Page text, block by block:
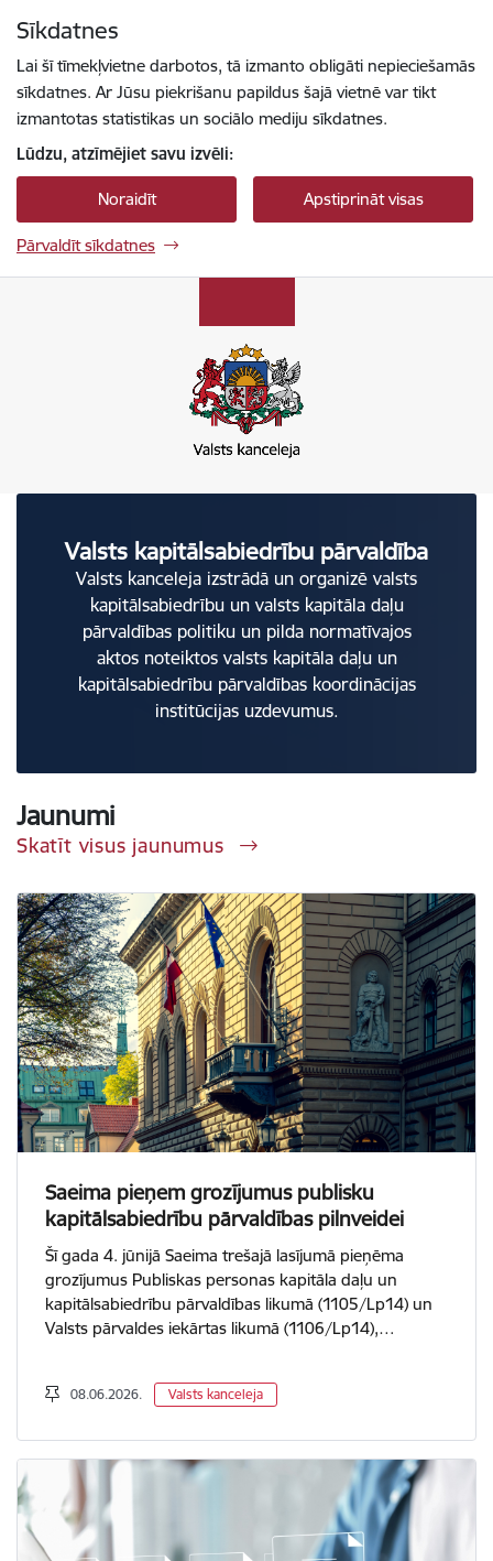
Sīkdatnes
Lai šī tīmekļvietne darbotos, tā izmanto obligāti nepieciešamās
sīkdatnes. Ar Jūsu piekrišanu papildus šajā vietnē var tikt
izmantotas statistikas un sociālo mediju sīkdatnes.
Lūdzu, atzīmējiet savu izvēli:
Noraidīt Apstiprināt visas
Pārvaldīt sīkdatnes
Valsts kapitālsabiedrību pārvaldība
Valsts kanceleja izstrādā un organizē valsts
kapitālsabiedrību un valsts kapitāla daļu
pārvaldības politiku un pilda normatīvajos
aktos noteiktos valsts kapitāla daļu un
kapitālsabiedrību pārvaldības koordinācijas
institūcijas uzdevumus.
Jaunumi
Skatīt visus jaunumus
Saeima pieņem grozījumus publisku
kapitālsabiedrību pārvaldības pilnveidei
Šī gada 4. jūnijā Saeima trešajā lasījumā pieņēma
grozījumus Publiskas personas kapitāla daļu un
kapitālsabiedrību pārvaldības likumā (1105/Lp14) un
Valsts pārvaldes iekārtas likumā (1106/Lp14),…
08.06.2026. Valsts kanceleja